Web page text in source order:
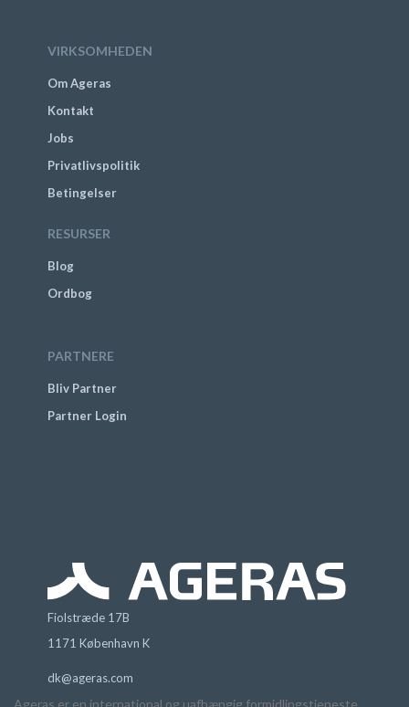
VIRKSOMHEDEN
Om Ageras
Kontakt
Jobs
Privatlivspolitik
Betingelser
RESURSER
Blog
Ordbog
PARTNERE
Bliv Partner
Partner Login
Fiolstræde 17B
1171 København K
dk@ageras.com